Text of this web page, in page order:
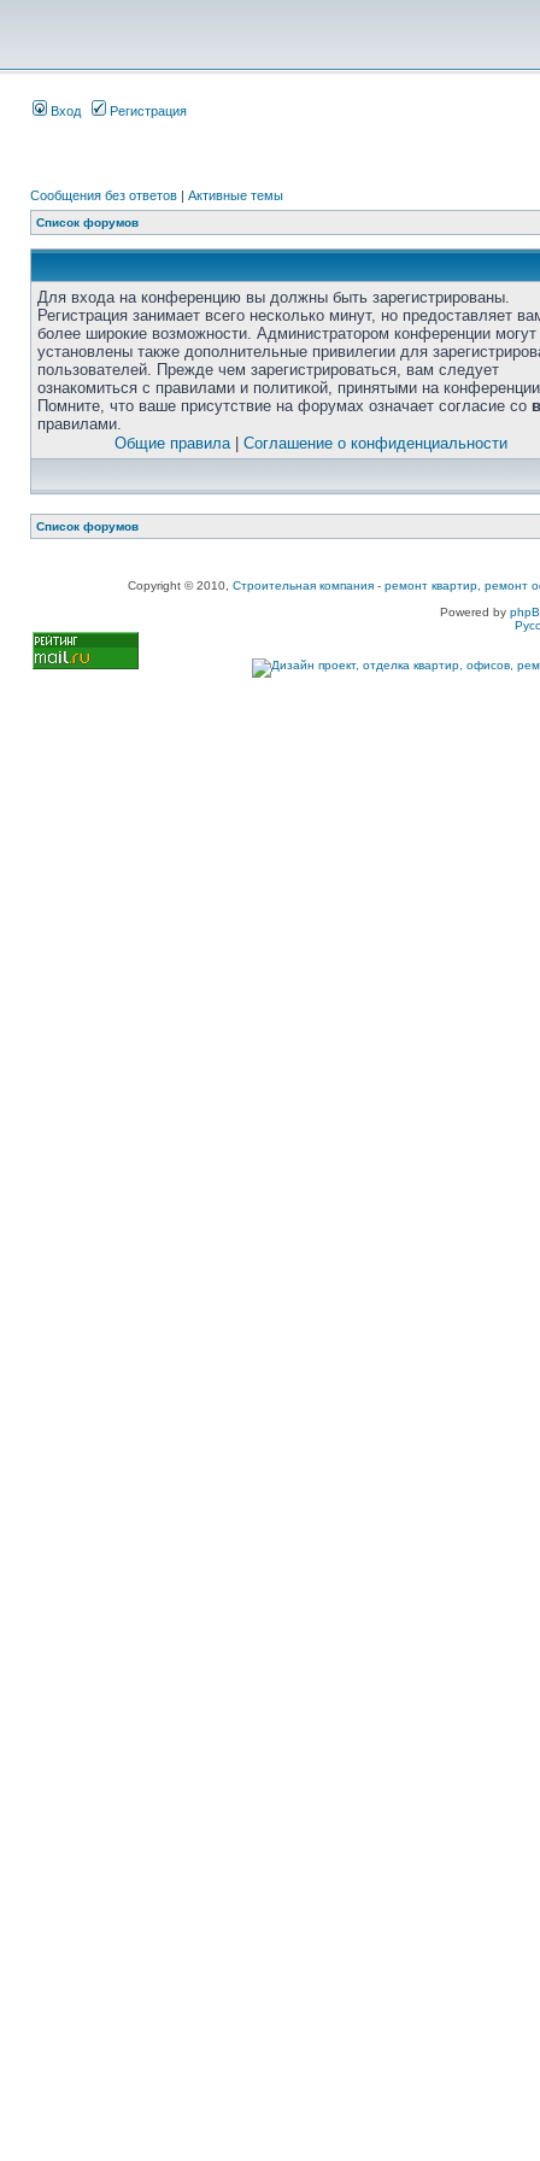
Вход Регистрация
Сообщения без ответов | Активные темы
Список форумов
Для входа на конференцию вы должны быть зарегистрированы.
Регистрация занимает всего несколько минут, но предоставляет
более широкие возможности. Администратором конференции
установлены также дополнительные привилегии для
пользователей. Прежде чем зарегистрироваться, вам следует
ознакомиться с правилами и политикой, принятыми на
Помните, что ваше присутствие на форумах означает согласие со
правилами.
Общие правила| Соглашение о конфиденциальности
Список форумов
Copyright © 2010, Строительная компания - ремонт квартир, ремонт
Powered by